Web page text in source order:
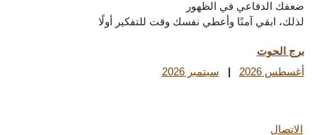
ضعفك الدفاعي في الظهور
لذلك، ابقي آمنًا وأعطي نفسك وقت للتفكير أولًا
برج الحوت
أغسطس 2026
سبتمبر 2026
الاتصال